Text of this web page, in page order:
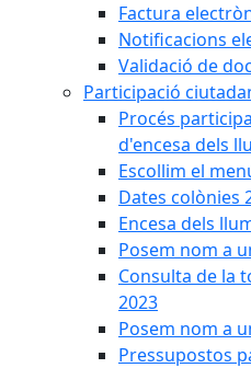
Factura
Notificacions
Validació de
Participació
Procés
d'encesa dels
Escollim el
Dates colònies
Encesa dels
Posem nom a
Consulta de la
2023
Posem nom a
Pressupostos